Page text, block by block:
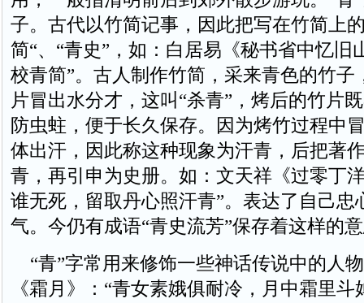
子。古代以竹简记事，因此把写在竹简上
简“、“青史”，如：白居易《秘书省中忆旧
校青简”。古人制作竹简，采来青色的竹子
片冒出水分才，这叫“杀青”，烤后的竹片
防虫蛀，便于长久保存。因为烤竹过程中
体出汗，因此称这种现象为汗青，后把著
青，再引申为史册。如：文天祥《过零丁
谁无死，留取丹心照汗青”。表达了自己忠
气。今仍有成语“青史流芳”保存着这样的
“青”字常用来修饰一些神话传说中的人
《霜月》：“青女素娥俱耐冷，月中霜里斗